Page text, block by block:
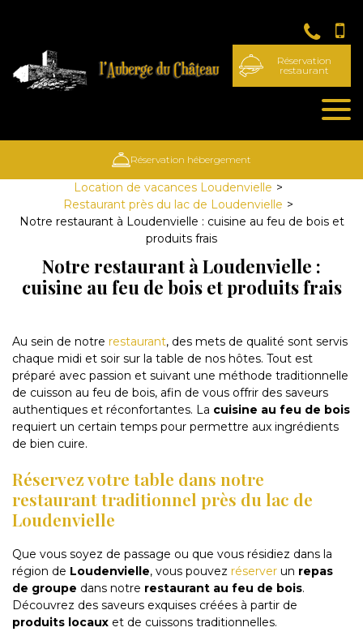
Réservation
restaurant
Réservation hébergement
Location de vacances Loudenvielle
Restaurant près du lac de Loudenvielle
Notre restaurant à Loudenvielle : cuisine au feu de bois et
produits frais
Notre restaurant à Loudenvielle :
cuisine au feu de bois et produits frais
Au sein de notre restaurant, des mets de qualité sont servis
chaque midi et soir sur la table de nos hôtes. Tout est
préparé avec passion et suivant une méthode traditionnelle
de cuisson au feu de bois, afin de vous offrir des saveurs
authentiques et réconfortantes. La cuisine au feu de bois
requiert un certain temps pour permettre aux ingrédients
de bien cuire.
Réservez votre table dans notre
restaurant traditionnel près du lac de
Loudenvielle
Que vous soyez de passage ou que vous résidiez dans la
région de Loudenvielle, vous pouvez réserver un repas
de groupe dans notre restaurant au feu de bois.
Découvrez des saveurs exquises créées à partir de
produits locaux et de cuissons traditionnelles.